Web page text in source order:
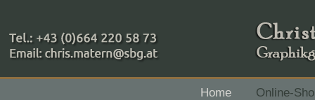
+43 (0)664 220 58 73
Home
Online-